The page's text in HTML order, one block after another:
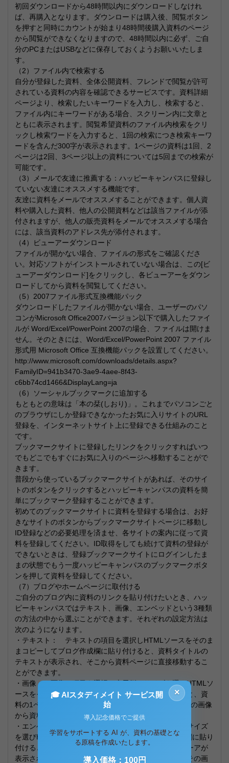
初回ダウンロードから48時間以内にダウンロードしなけれ
ば、再購入となります。ダウンロードは購入後、閲覧ボタン
を押すと同時にカウントが始まり48時間後購入資料のページ
から閲覧ができなくなりますので、48時間以内に必ず、ご自
分のPCまたはUSBなどに保存しておくようお願いいたしま
す。
（2）ファイル内で検索する
自分が登録した資料、全体公開資料、フレンドで閲覧が許可
されている資料の内容を確認できるサービスです。資料詳細
ページより、検索したいキーワードを入力し、検索すると、
ファイル内にキーワードがある場合、スクリーン内に文章と
ともに表示されます。閲覧希望資料のファイル内検索をクリ
ックし検索ワードを入力すると、1回の検索につき検索キーワ
ードを含んだ300字が表示されます。1ページの資料は1回、2
ページは2回、3ページ以上の資料については5回までの検索が
可能です。
（3）メールで友達に推薦する：ハッピーキャンパスに登録し
ていない友達にオススメする機能です。
友逹に資料をメールでオススメすることができます。個人資
料や購入した資料、他人の公開資料などは該当ファイルが添
付されますが、他人の販売資料をメールでオススメする場合
には、該当資料のアドレス先が添付されます。
（4）ビューアーダウンロード
ファイルが開かない場合、ファイルの形式をご確認くださ
い。対応ソフトがインストールされていない場合は、この[ビ
ューアーダウンロード]をクリックし、各ビューアーをダウン
ロードしてから資料を閲覧してください。
（5）2007ファイル形式互換機能パック
ダウンロードしたファイルが開かない場合、ユーザーのパソ
コンがMicrosoft Office2007バージョン以下で購入したファイ
ルが Word/Excel/PowerPoint 2007の場合、ファイルは開けま
せん。そのときには、Word/Excel/PowerPoint 2007 ファイル
形式用 Microsoft Office 互換機能パックを設置してください。
http://www.microsoft.com/downloads/details.aspx?
FamilyID=941b3470-3ae9-4aee-8f43-
c6bb74cd1466&DisplayLang=ja
（6）ソーシャルブックマークに追加する
もともとの意味は「本の栞(しおり)」。これまでパソコンごと
のブラウザにしか登録できなかったお気に入りサイトのURL
登録を、インターネットサイト上に登録できる仕組みのこと
です。
ブックマークサイトに登録したリンクをクリックすればいつ
でもどこでもすぐにお気に入りのページへ移動することがで
きます。
普段から使っているブックマークサイトがあれば、そのサイ
トのボタンをクリックするとハッピーキャンパスの資料を簡
単にブックマーク登録することができます。
初めてのブックマークサイトに資料を登録する場合は、お好
きなサイトのボタンからブックマークサイトページに移動し
ID登録などの必要処理を済ませ、各サイトの案内に従って資
料を登録してください。ID取得をしても続けて資料の登録が
できないときは、登録ブックマークサイトにログインしたま
まの状態でもう一度ハッピーキャンパスのブックマークボタ
ンを押して資料を登録してください。
（7）ブログやホームページに取付ける
ご自分のブログ内に資料のリンクを貼り付けたいとき、ハッ
ピーキャンパスではテキスト、画像、エンベッドという3種類
の方法の中から選ぶことができます。それぞれの設定方法は
次のようになります。
・テキスト： テキストの項目を選択しHTMLソースをそのま
まコピーしてブログ作成欄に貼り付けると、資料タイトルの
テキストが表示され、そこから資料ページに直接移動するこ
とができます。
・画像： 画像の項目を選択し表示例のサイズを選びHTMLソ
ースをそのままコピーしてブログ作成欄に貼り付けると、資
料の1ページ目のみが画像になったものが表示され、その画像
から資料ページに直接移動することができます。
・エンベッド： エンベッドの項目を選択し表示例のサイズ
を選びHTMLソースをそのままコピーしてブログ作成欄に貼り
付けると、ブログ内にハッピーキャンパスと同じビューアが
表示され、リンクから資料ページに移動することなくその画
×
🎓 AIスタディメイト サービス開
始
導入記念価格でご提供
学習をサポートする AI が、資料の基礎とな
る原稿を作成いたします。
導入価格：100円